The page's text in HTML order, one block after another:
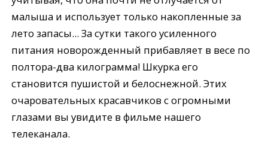
малыша и использует только накопленные за
лето запасы... За сутки такого усиленного
питания новорожденный прибавляет в весе по
полтора-два килограмма! Шкурка его
становится пушистой и белоснежной. Этих
очаровательных красавчиков с огромными
глазами вы увидите в фильме нашего
телеканала.